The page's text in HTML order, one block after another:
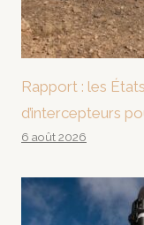
Rapport : les
d’intercepteurs
6 août 2026